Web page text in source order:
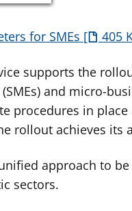
for SMEs 405
supports the
and micro-
procedures in
rollout achieves its
approach to
sectors.